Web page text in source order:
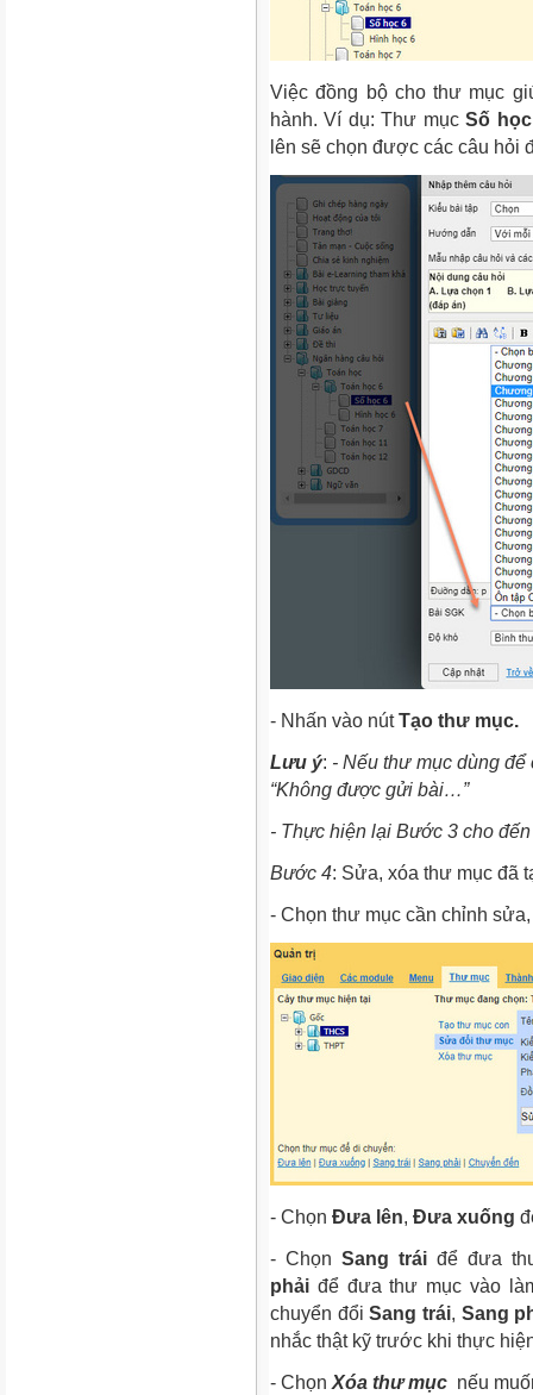
Việc đồng bộ cho thư mục
hành. Ví dụ: Thư mụcSố
lên sẽ chọn được các câu hỏi
- Nhấn vào nútTạo thư mục.
Lưu ý: - Nếu thư mục dùng
“Không được gửi bài…”
- Thực hiện lại Bước 3 cho
Bước 4: Sửa, xóa thư mục đã
- Chọn thư mục cần chỉnh
- Chọn Đưa lên, Đưa xuống
- Chọn Sang trái để đưa
phải để đưa thư mục vào
chuyển đổiSang trái, Sang
nhắc thật kỹ trước khi thực
- Chọn Xóa thư mục nếu